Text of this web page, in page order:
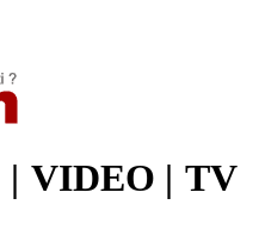
| VIDEO | TV